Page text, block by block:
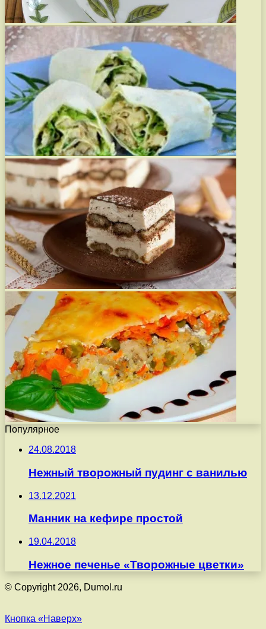
Популярное
24.08.2018
Нежный творожный пудинг с ванилью
13.12.2021
Манник на кефире простой
19.04.2018
Нежное печенье «Творожные цветки»
© Copyright 2026, Dumol.ru
Кнопка «Наверх»